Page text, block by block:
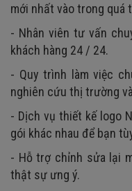
mới nhất vào trong quá
- Nhân viên tư vấn
khách hàng 24 / 24.
- Quy trình làm việc
nghiên cứu thị trường
- Dịch vụ thiết kế logo
gói khác nhau để bạn
- Hỗ trợ chỉnh sửa lại
thật sự ưng ý.